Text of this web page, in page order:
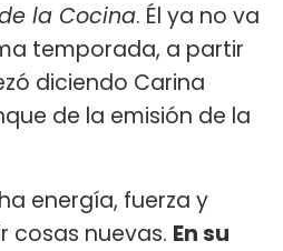
la Cocina. Él ya no va
temporada, a partir
diciendo Carina
de la emisión de la
energía, fuerza y
cosas nuevas. En su